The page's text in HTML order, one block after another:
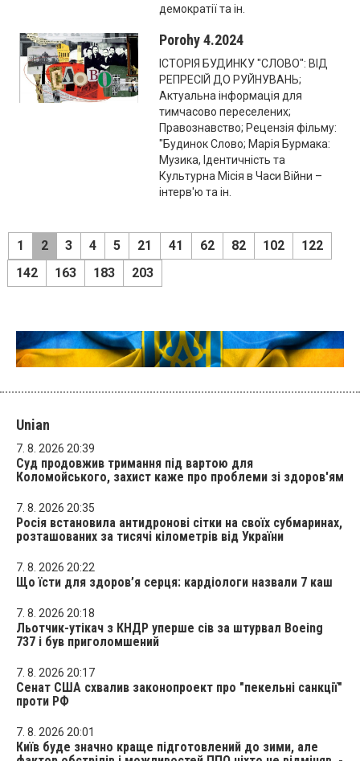
демократії та ін.
Porohy 4.2024
ІСТОРІЯ БУДИНКУ "СЛОВО": ВІД
РЕПРЕСІЙ ДО РУЙНУВАНЬ;
Актуальна інформація для
тимчасово переселених;
Правознавство; Рецензія фільму:
"Будинок Слово; Марія Бурмака:
Музика, Ідентичність та
Культурна Місія в Часи Війни –
інтерв'ю та ін.
1 2 3 4 5 21 41 62 82 102
122
142
163 183 203
Unian
7. 8. 2026 20:39
Суд продовжив тримання під вартою для
Коломойського, захист каже про проблеми зі здоров'ям
7. 8. 2026 20:35
Росія встановила антидронові сітки на своїх субмаринах,
розташованих за тисячі кілометрів від України
7. 8. 2026 20:22
Що їсти для здоров’я серця: кардіологи назвали 7 каш
7. 8. 2026 20:18
Льотчик-утікач з КНДР уперше сів за штурвал Boeing
737 і був приголомшений
7. 8. 2026 20:17
Сенат США схвалив законопроект про "пекельні санкції"
проти РФ
7. 8. 2026 20:01
Київ буде значно краще підготовлений до зими, але